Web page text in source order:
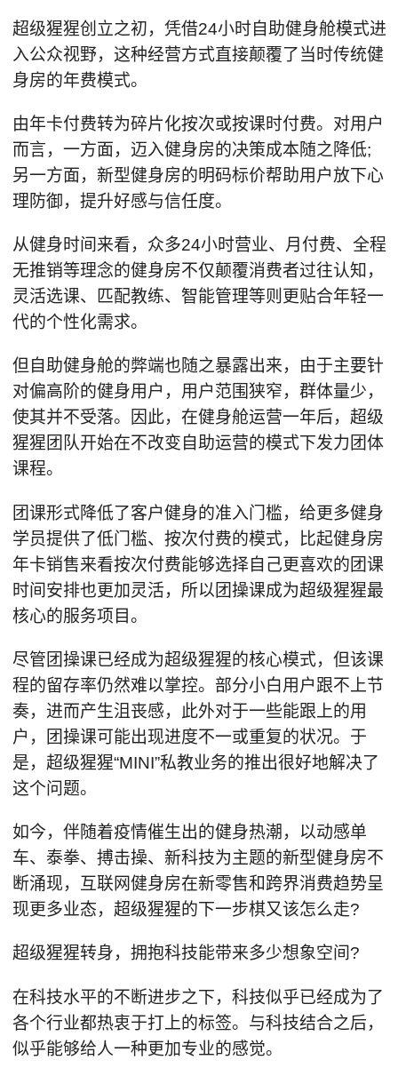
超级猩猩创立之初，凭借24小时自助健身舱模式进
入公众视野，这种经营方式直接颠覆了当时传统健
身房的年费模式。
由年卡付费转为碎片化按次或按课时付费。对用户
而言，一方面，迈入健身房的决策成本随之降低;
另一方面，新型健身房的明码标价帮助用户放下心
理防御，提升好感与信任度。
从健身时间来看，众多24小时营业、月付费、全程
无推销等理念的健身房不仅颠覆消费者过往认知，
灵活选课、匹配教练、智能管理等则更贴合年轻一
代的个性化需求。
但自助健身舱的弊端也随之暴露出来，由于主要针
对偏高阶的健身用户，用户范围狭窄，群体量少，
使其并不受落。因此，在健身舱运营一年后，超级
猩猩团队开始在不改变自助运营的模式下发力团体
课程。
团课形式降低了客户健身的准入门槛，给更多健身
学员提供了低门槛、按次付费的模式，比起健身房
年卡销售来看按次付费能够选择自己更喜欢的团课
时间安排也更加灵活，所以团操课成为超级猩猩最
核心的服务项目。
尽管团操课已经成为超级猩猩的核心模式，但该课
程的留存率仍然难以掌控。部分小白用户跟不上节
奏，进而产生沮丧感，此外对于一些能跟上的用
户，团操课可能出现进度不一或重复的状况。于
是，超级猩猩“MINI”私教业务的推出很好地解决了
这个问题。
如今，伴随着疫情催生出的健身热潮，以动感单
车、泰拳、搏击操、新科技为主题的新型健身房不
断涌现，互联网健身房在新零售和跨界消费趋势呈
现更多业态，超级猩猩的下一步棋又该怎么走?
超级猩猩转身，拥抱科技能带来多少想象空间?
在科技水平的不断进步之下，科技似乎已经成为了
各个行业都热衷于打上的标签。与科技结合之后，
似乎能够给人一种更加专业的感觉。